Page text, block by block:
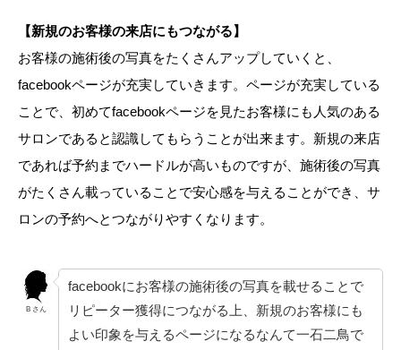
【新規のお客様の来店にもつながる】
お客様の施術後の写真をたくさんアップしていくと、
facebookページが充実していきます。ページが充実している
ことで、初めてfacebookページを見たお客様にも人気のある
サロンであると認識してもらうことが出来ます。新規の来店
であれば予約までハードルが高いものですが、施術後の写真
がたくさん載っていることで安心感を与えることができ、サ
ロンの予約へとつながりやすくなります。
B さん
facebookにお客様の施術後の写真を載せることで
リピーター獲得につながる上、新規のお客様にも
よい印象を与えるページになるなんて一石二鳥で